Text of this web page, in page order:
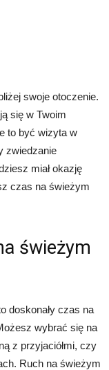
swoje otoczenie.
się w Twoim
to być wizyta w
zwiedzanie
miał okazję
czas na świeżym
świeżym
doskonały czas na
wybrać się na
z przyjaciółmi, czy
Ruch na świeżym